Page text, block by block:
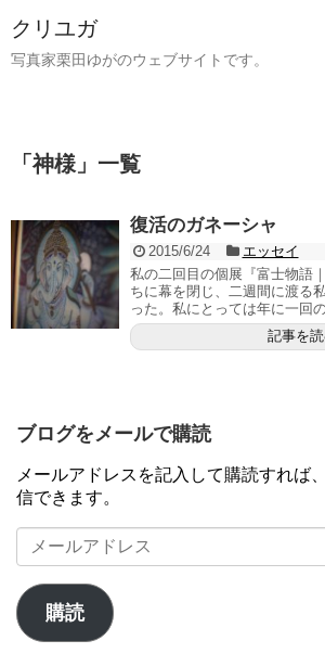
クリユガ
写真家栗田ゆがのウェブサイトです。
「神様 」 一覧
復活のガネーシャ
2015/6/24
エッセイ
私の二回目の個展『富士物語
ちに幕を閉じ、二週間に渡る
った。私にとっては年に一回
記事を
ブログをメールで購読
メールアドレスを記入して購読すれば
信できます。
メ
ー
ア
ド
購読